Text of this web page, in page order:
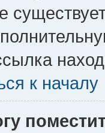
к началу